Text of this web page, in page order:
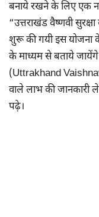
बनाये रखने के लिए एक
“उत्तराखंड वैष्णवी
शुरू की गयी इस
के माध्यम से बताये
(Uttrakhand
वाले लाभ की जानकारी
पढ़े।